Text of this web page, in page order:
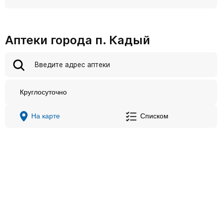
Аптеки города п. Кадый
Круглосуточно
На карте Списком